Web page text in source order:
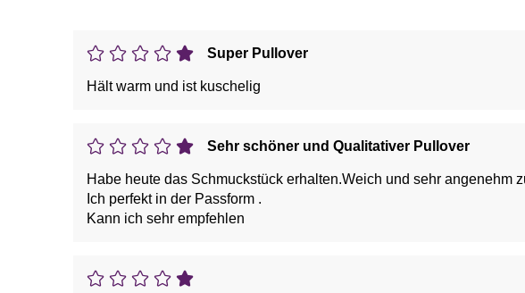
Super Pullover
Hält warm und ist kuschelig
Sehr schöner und Qualitativer Pullover
Habe heute das Schmuckstück erhalten.Weich und sehr angenehm
Ich perfekt in der Passform .
Kann ich sehr empfehlen